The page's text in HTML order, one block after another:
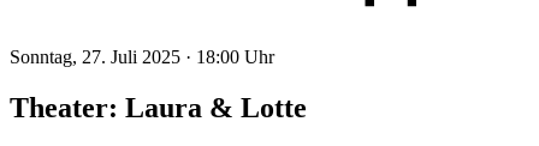
Sonntag, 27. Juli 2025 · 18:00 Uhr
Theater: Laura & Lotte